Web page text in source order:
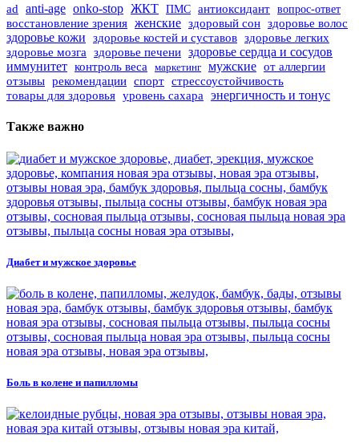
ad anti-age onko-stop ЖКТ ПМС антиоксидант вопрос-ответ
восстановление зрения женские здоровый сон здоровье волос
здоровье кожи здоровье костей и суставов здоровье легких
здоровье мозга здоровье печени здоровье сердца и сосудов
иммунитет контроль веса маркетинг мужские от аллергии
отзывы рекомендации спорт стрессоустойчивость
товары для здоровья уровень сахара энергичность и тонус
Также важно
Диабет и мужское здоровье
Боль в колене и папилломы